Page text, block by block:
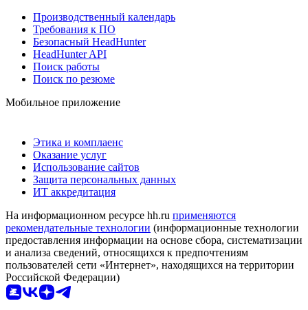
Производственный календарь
Требования к ПО
Безопасный HeadHunter
HeadHunter API
Поиск работы
Поиск по резюме
Мобильное приложение
Этика и комплаенс
Оказание услуг
Использование сайтов
Защита персональных данных
ИТ аккредитация
На информационном ресурсе hh.ru применяются
рекомендательные технологии (информационные технологии
предоставления информации на основе сбора, систематизации
и анализа сведений, относящихся к предпочтениям
пользователей сети «Интернет», находящихся на территории
Российской Федерации)